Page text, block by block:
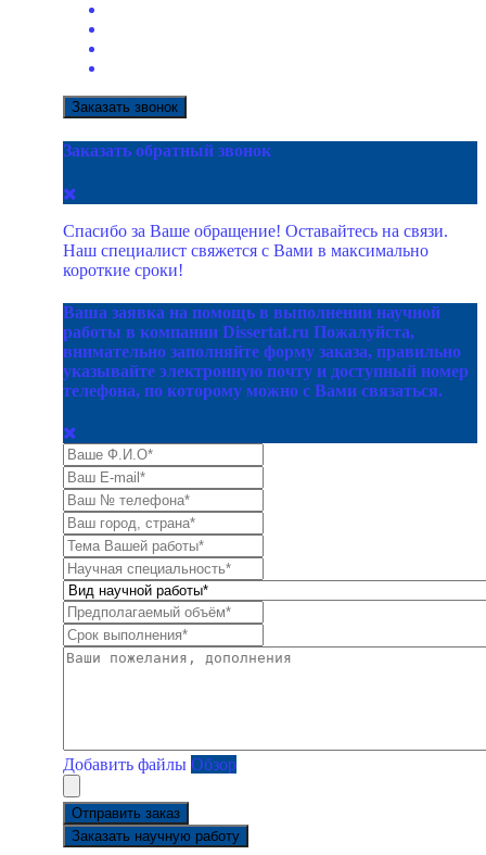
Заказать звонок
Заказать обратный звонок
Спасибо за Ваше обращение! Оставайтесь на связи.
Наш специалист свяжется с Вами в максимально
короткие сроки!
Ваша заявка на помощь в выполнении научной
работы в компании Dissertat.ru Пожалуйста,
внимательно заполняйте форму заказа, правильно
указывайте электронную почту и доступный номер
телефона, по которому можно с Вами связаться.
Добавить файлы Обзор
Отправить заказ
Заказать научную работу